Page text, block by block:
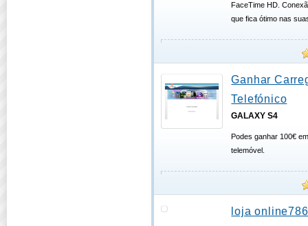
FaceTime HD.
que fica ótimo nas
Ganhar
Telefónico
GALAXY S4
Podes ganhar 100€
telemóvel.
loja